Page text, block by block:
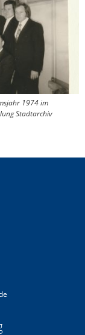
1974 im
Stadtarchiv